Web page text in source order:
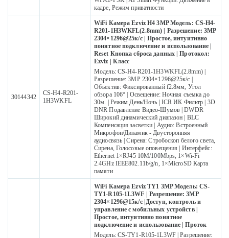
кадре, Режим приватности
30144342
CS-H4-R201-
1H3WKFL
WiFi Камера Ezviz H4 3MP Модель: CS-H4-
R201-1H3WKFL(2.8mm) | Разрешение: 3MP
2304×1296@25к/с | Простое, интуитивно
понятное подключение и использование |
Reset Кнопка сброса данных | Протокол:
Ezviz | Класс
Модель: CS-H4-R201-1H3WKFL(2.8mm) |
Разрешение: 3MP 2304×1296@25к/с |
Объектив: Фиксированный f2.8мм, Угол
обзора 106° | Освещение: Ночная съемка до
30м. | Режим День/Ночь | ICR ИК Фильтр | 3D
DNR Подавление Видео-Шумов | DWDR
Широкий динамический диапазон | BLC
Компенсация засветки | Аудио: Встроенный
Микрофон/Динамик - Двусторонняя
аудиосвязь | Сирена: Стробоскоп белого света,
Сирена, Голосовые оповещения | Интерфейс:
Ethernet 1×RJ45 10M/100Mbps, 1×Wi-Fi
2.4GHz IEEE802.11b/g/n, 1×MicroSD Карта
памяти
WiFi Камера Ezviz TY1 3MP Модель: CS-
TY1-R105-1L3WF | Разрешение: 3MP
2304×1296@15к/с |Доступ, контроль и
управление с мобильных устройств |
Простое, интуитивно понятное
подключение и использование | Проток
Модель: CS-TY1-R105-1L3WF | Разрешение: